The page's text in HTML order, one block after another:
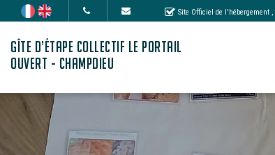
Site Officiel de l'hébergement
GÎTE D’ÉTAPE COLLECTIF LE PORTAIL
OUVERT - CHAMPDIEU